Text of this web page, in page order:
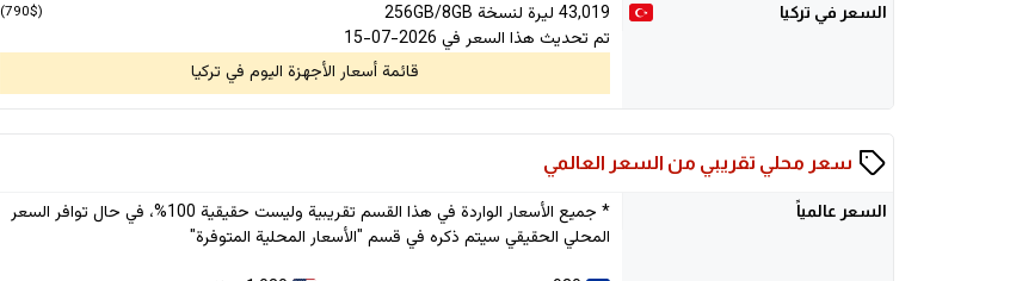
السعر في تركيا 43,019
(790$)
ليرة لنسخة 256GB/8GB
تم تحديث هذا السعر في 2026-07-15
قائمة أسعار الأجهزة اليوم في تركيا
سعر محلي تقريبي من السعر العالمي
السعر عالمياً
* جميع الأسعار الواردة في هذا القسم تقريبية وليست حقيقية 100%، في حال توافر السعر
المحلي الحقيقي سيتم ذكره في قسم "الأسعار المحلية المتوفرة"